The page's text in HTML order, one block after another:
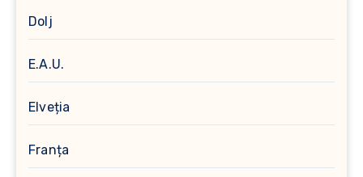
Dolj
E.A.U.
Elveția
Franța